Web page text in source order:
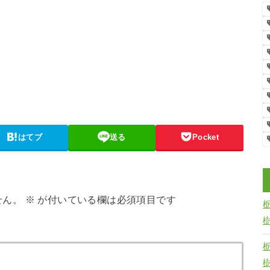
はてブ 送る Pocket
。 ※ が付いている欄は必須項目です